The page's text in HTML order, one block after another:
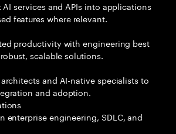
services and APIs into applications
features where relevant.
productivity with engineering best
scalable solutions.
and AI-native specialists to
and adoption.
enterprise engineering, SDLC, and